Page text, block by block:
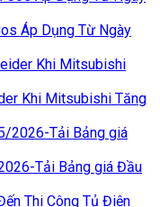
Áp Dụng Từ Ngày
Khi Mitsubishi Tăng
Tải Bảng giá Đầu